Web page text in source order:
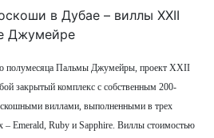
полумесяца Пальмы Джумейры, проект XXII
закрытый комплекс с собственным 200-
виллами, выполненными в трех
– Emerald, Ruby и Sapphire. Виллы стоимостью